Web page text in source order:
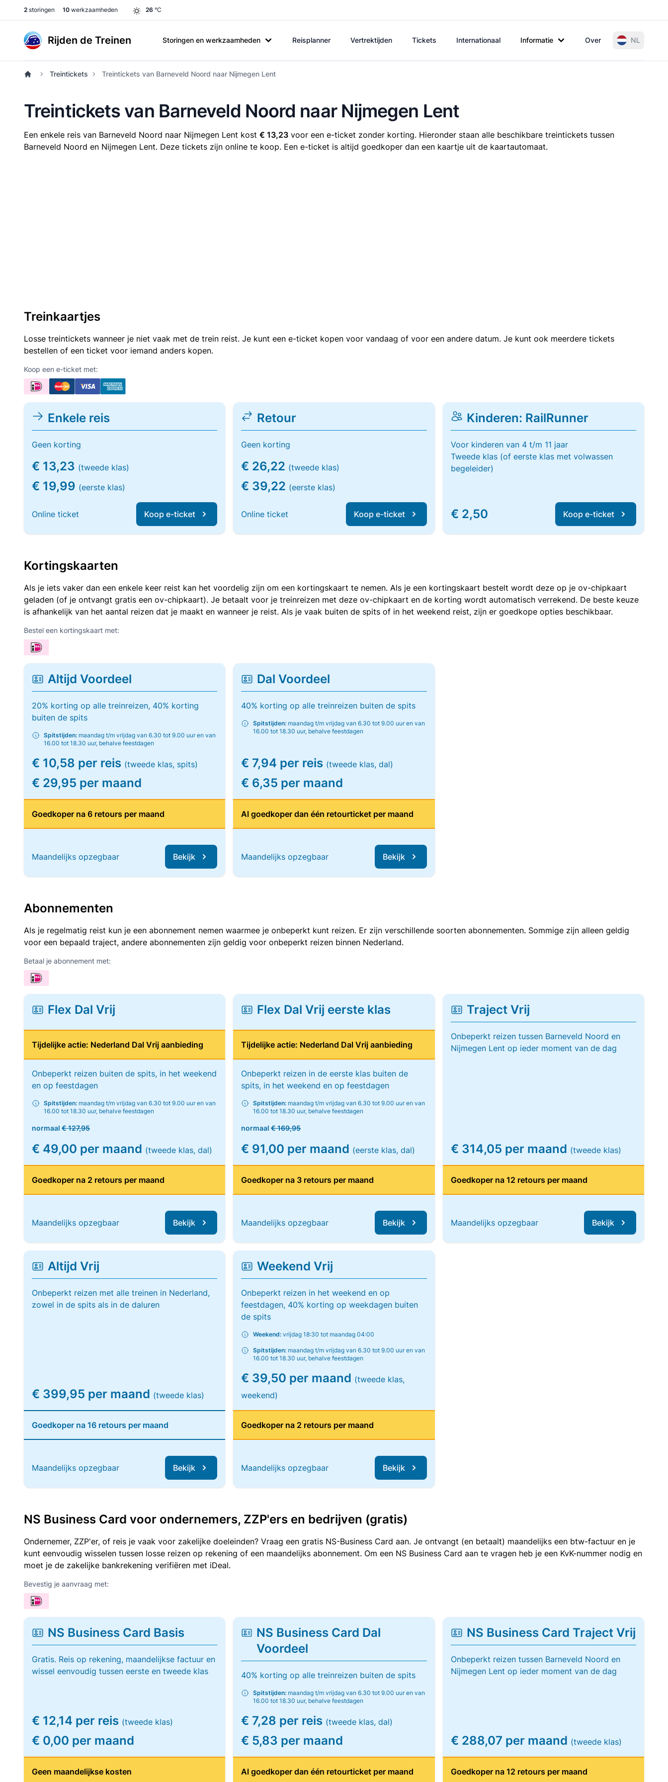
2 storingen 10 werkzaamheden 26 °C
Rijden de Treinen Storingen en werkzaamheden Reisplanner Vertrektijden Tickets Internationaal Informatie Over NL
Treintickets Treintickets van Barneveld Noord naar Nijmegen Lent
Treintickets van Barneveld Noord naar Nijmegen Lent
Een enkele reis van Barneveld Noord naar Nijmegen Lent kost € 13,23 voor een e-ticket zonder korting. Hieronder staan alle beschikbare treintickets tussen
Barneveld Noord en Nijmegen Lent. Deze tickets zijn online te koop. Een e-ticket is altijd goedkoper dan een kaartje uit de kaartautomaat.
Treinkaartjes
Losse treintickets wanneer je niet vaak met de trein reist. Je kunt een e-ticket kopen voor vandaag of voor een andere datum. Je kunt ook meerdere tickets
bestellen of een ticket voor iemand anders kopen.
Koop een e-ticket met:
Enkele reis
Geen korting
€ 13,23 (tweede klas)
€ 19,99 (eerste klas)
Online ticket Koop e-ticket
Retour
Geen korting
€ 26,22 (tweede klas)
€ 39,22 (eerste klas)
Online ticket Koop e-ticket
Kinderen: RailRunner
Voor kinderen van 4 t/m 11 jaar
Tweede klas (of eerste klas met volwassen
begeleider)
€ 2,50 Koop e-ticket
Kortingskaarten
Als je iets vaker dan een enkele keer reist kan het voordelig zijn om een kortingskaart te nemen. Als je een kortingskaart bestelt wordt deze op je ov-chipkaart
geladen (of je ontvangt gratis een ov-chipkaart). Je betaalt voor je treinreizen met deze ov-chipkaart en de korting wordt automatisch verrekend. De beste keuze
is afhankelijk van het aantal reizen dat je maakt en wanneer je reist. Als je vaak buiten de spits of in het weekend reist, zijn er goedkope opties beschikbaar.
Bestel een kortingskaart met:
Altijd Voordeel
20% korting op alle treinreizen, 40% korting
buiten de spits
Spitstijden: maandag t/m vrijdag van 6.30 tot 9.00 uur en van
16.00 tot 18.30 uur, behalve feestdagen
€ 10,58 per reis (tweede klas, spits)
€ 29,95 per maand
Goedkoper na 6 retours per maand
Maandelijks opzegbaar Bekijk
Dal Voordeel
40% korting op alle treinreizen buiten de spits
Spitstijden: maandag t/m vrijdag van 6.30 tot 9.00 uur en van
16.00 tot 18.30 uur, behalve feestdagen
€ 7,94 per reis (tweede klas, dal)
€ 6,35 per maand
Al goedkoper dan één retourticket per maand
Maandelijks opzegbaar Bekijk
Abonnementen
Als je regelmatig reist kun je een abonnement nemen waarmee je onbeperkt kunt reizen. Er zijn verschillende soorten abonnementen. Sommige zijn alleen geldig
voor een bepaald traject, andere abonnementen zijn geldig voor onbeperkt reizen binnen Nederland.
Betaal je abonnement met:
Flex Dal Vrij
Tijdelijke actie: Nederland Dal Vrij aanbieding
Onbeperkt reizen buiten de spits, in het weekend
en op feestdagen
Spitstijden: maandag t/m vrijdag van 6.30 tot 9.00 uur en van
16.00 tot 18.30 uur, behalve feestdagen
normaal € 127,95
€ 49,00 per maand (tweede klas, dal)
Goedkoper na 2 retours per maand
Maandelijks opzegbaar Bekijk
Flex Dal Vrij eerste klas
Tijdelijke actie: Nederland Dal Vrij aanbieding
Onbeperkt reizen in de eerste klas buiten de
spits, in het weekend en op feestdagen
Spitstijden: maandag t/m vrijdag van 6.30 tot 9.00 uur en van
16.00 tot 18.30 uur, behalve feestdagen
normaal€ 169,95
€ 91,00 per maand (eerste klas, dal)
Goedkoper na 3 retours per maand
Maandelijks opzegbaar Bekijk
Traject Vrij
Onbeperkt reizen tussen Barneveld Noord en
Nijmegen Lent op ieder moment van de dag
€ 314,05 per maand (tweede klas)
Goedkoper na 12 retours per maand
Maandelijks opzegbaar Bekijk
Altijd Vrij
Onbeperkt reizen met alle treinen in Nederland,
zowel in de spits als in de daluren
€ 399,95 per maand (tweede klas)
Goedkoper na 16 retours per maand
Maandelijks opzegbaar Bekijk
Weekend Vrij
Onbeperkt reizen in het weekend en op
feestdagen, 40% korting op weekdagen buiten
de spits
Weekend: vrijdag 18:30 tot maandag 04:00
Spitstijden: maandag t/m vrijdag van 6.30 tot 9.00 uur en van
16.00 tot 18.30 uur, behalve feestdagen
€ 39,50 per maand (tweede klas,
weekend)
Goedkoper na 2 retours per maand
Maandelijks opzegbaar Bekijk
NS Business Card voor ondernemers, ZZP'ers en bedrijven (gratis)
Ondernemer, ZZP'er, of reis je vaak voor zakelijke doeleinden? Vraag een gratis NS-Business Card aan. Je ontvangt (en betaalt) maandelijks een btw-factuur en je
kunt eenvoudig wisselen tussen losse reizen op rekening of een maandelijks abonnement. Om een NS Business Card aan te vragen heb je een KvK-nummer nodig en
moet je de zakelijke bankrekening verifiëren met iDeal.
Bevestig je aanvraag met:
NS Business Card Basis
Gratis. Reis op rekening, maandelijkse factuur en
wissel eenvoudig tussen eerste en tweede klas
€ 12,14 per reis (tweede klas)
€ 0,00 per maand
Geen maandelijkse kosten
NS Business Card Dal
Voordeel
40% korting op alle treinreizen buiten de spits
Spitstijden: maandag t/m vrijdag van 6.30 tot 9.00 uur en van
16.00 tot 18.30 uur, behalve feestdagen
€ 7,28 per reis (tweede klas, dal)
€ 5,83 per maand
Al goedkoper dan één retourticket per maand
NS Business Card Traject Vrij
Onbeperkt reizen tussen Barneveld Noord en
Nijmegen Lent op ieder moment van de dag
€ 288,07 per maand (tweede klas)
Goedkoper na 12 retours per maand